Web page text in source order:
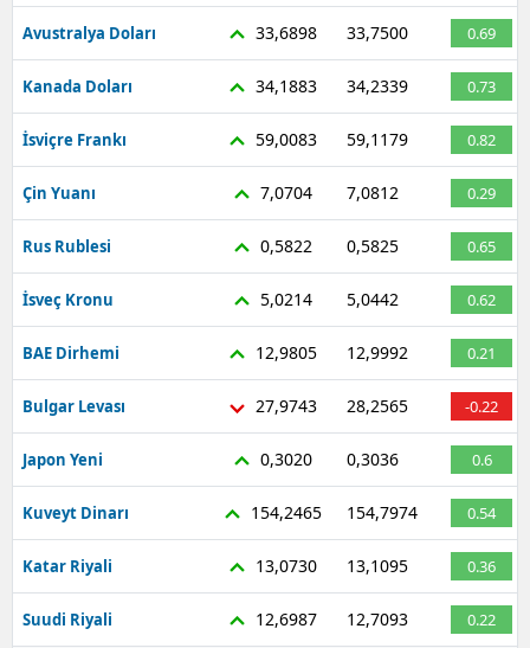
Avustralya Doları 33,6898 33,7500 0.69
Kanada Doları 34,1883 34,2339 0.73
İsviçre Frankı 59,0083 59,1179 0.82
Çin Yuanı 7,0704 7,0812 0.29
Rus Rublesi 0,5822 0,5825 0.65
İsveç Kronu 5,0214 5,0442 0.62
BAE Dirhemi 12,9805 12,9992 0.21
Bulgar Levası 27,9743 28,2565 -0.22
Japon Yeni 0,3020 0,3036 0.6
Kuveyt Dinarı 154,2465 154,7974 0.54
Katar Riyali 13,0730 13,1095 0.36
Suudi Riyali 12,6987 12,7093 0.22